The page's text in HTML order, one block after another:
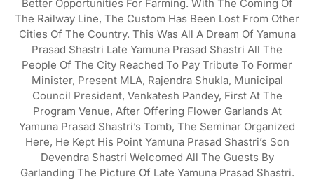
Better Opportunities For Farming. With The Coming Of
The Railway Line, The Custom Has Been Lost From Other
Cities Of The Country. This Was All A Dream Of Yamuna
Prasad Shastri Late Yamuna Prasad Shastri All The
People Of The City Reached To Pay Tribute To Former
Minister, Present MLA, Rajendra Shukla, Municipal
Council President, Venkatesh Pandey, First At The
Program Venue, After Offering Flower Garlands At
Yamuna Prasad Shastri’s Tomb, The Seminar Organized
Here, He Kept His Point Yamuna Prasad Shastri’s Son
Devendra Shastri Welcomed All The Guests By
Garlanding The Picture Of Late Yamuna Prasad Shastri.